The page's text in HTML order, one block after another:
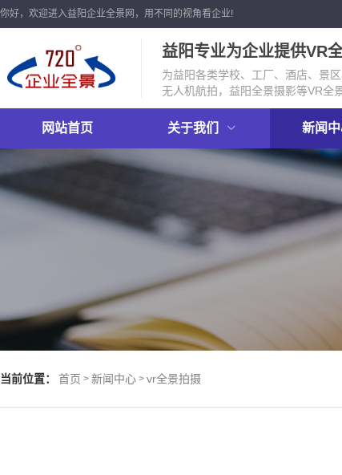
你好，欢迎进入益阳企业全景网，用不同的视角看企业!
益阳专业为企业提供VR
为益阳各类学校、工厂、酒店、景
无人机航拍，益阳全景摄影等VR全
网站首页 关于我们 新闻
当前位置： 首页 > 新闻中心 > vr全景拍摄